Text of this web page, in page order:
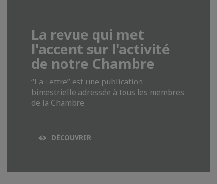
La revue qui met
l'accent sur l'activité
de notre Chambre
“La Lettre” est une publication
bimestrielle adressée à tous les membres
de la Chambre.
DÉCOUVRIR